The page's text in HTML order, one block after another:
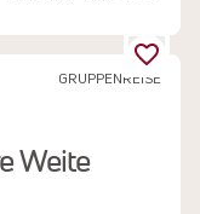
GRUPPENREISE
Weite